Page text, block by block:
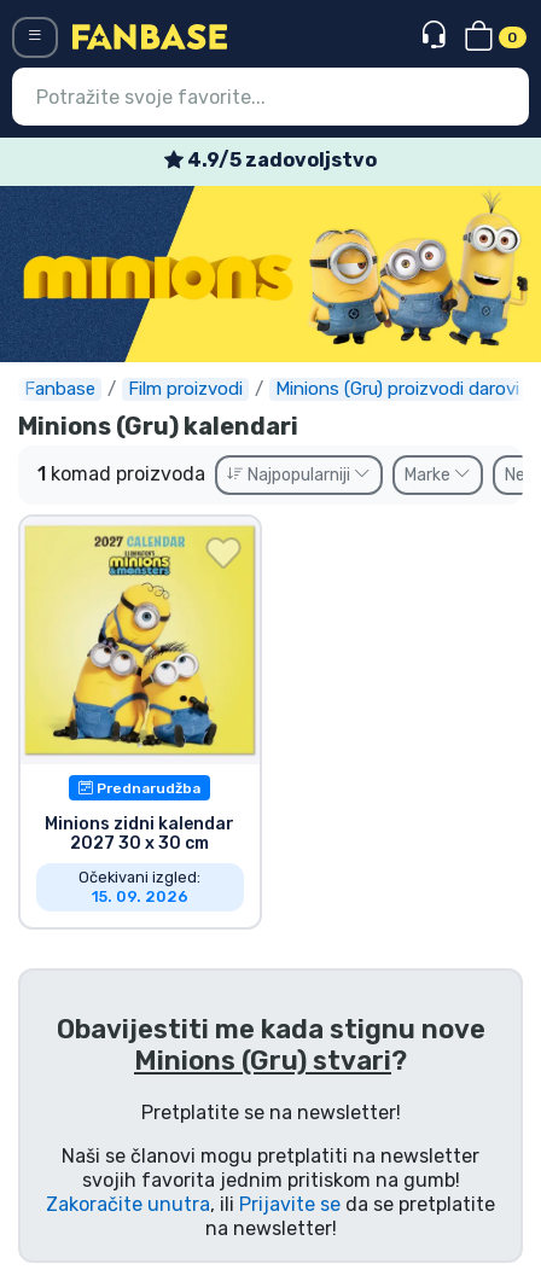
0
4.9/5 zadovoljstvo
Fanbase Film proizvodi Minions (Gru) proizvodi darovi
Minions (Gru) kalendari
1 komad proizvoda Najpopularniji Marke Ne
Prednarudžba
Minions zidni kalendar
2027 30 x 30 cm
Očekivani izgled:
15. 09. 2026
Obavijestiti me kada stignu nove
Minions (Gru) stvari?
Pretplatite se na newsletter!
Naši se članovi mogu pretplatiti na newsletter
svojih favorita jednim pritiskom na gumb!
Zakoračite unutra, ili Prijavite se da se pretplatite
na newsletter!
Ulazak Registracija
Najnovije proizvodi
Akcija
Ekspresna dostava
Prednarudžbe
Outlet proizvodi
Dostava i plaćanje
TV serija proizvodi
Film proizvodi
Crtani proizvodi
Anime proizvodi
Gamer proizvodi
Sportski proizvodi
Glazbeni proizvodi
Vrste proizvoda
Marke